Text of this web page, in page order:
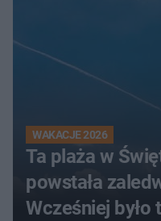
WAKACJE 2026
Ta plaża w
powstała
Wcześniej było